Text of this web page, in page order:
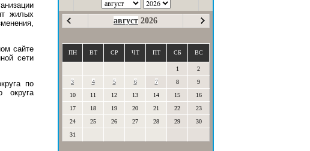
жилых
сайте
сети
по
округа
август 2026
ПН ВТ СР ЧТ ПТ СБ ВС
1
2
3
4 5 6 7 8
9
10
11 12 13 14 15
16
17
18 19 20 21 22
23
24
25 26 27 28 29
30
31